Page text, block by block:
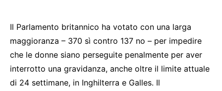
Il Parlamento britannico ha votato con una larga
maggioranza – 370 sì contro 137 no – per impedire
che le donne siano perseguite penalmente per aver
interrotto una gravidanza, anche oltre il limite attuale
di 24 settimane, in Inghilterra e Galles. Il